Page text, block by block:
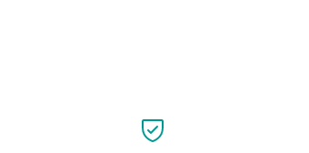
Bu ürüne benzer farklı alternatifler olmalı.